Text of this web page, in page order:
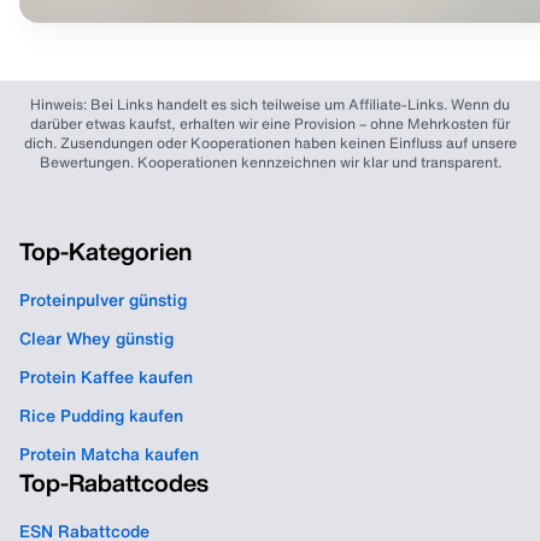
Hinweis: Bei Links handelt es sich teilweise um Affiliate-Links. Wenn du
darüber etwas kaufst, erhalten wir eine Provision – ohne Mehrkosten für
dich. Zusendungen oder Kooperationen haben keinen Einfluss auf unsere
Bewertungen. Kooperationen kennzeichnen wir klar und transparent.
Top-Kategorien
Proteinpulver günstig
Clear Whey günstig
Protein Kaffee kaufen
Rice Pudding kaufen
Protein Matcha kaufen
Top-Rabattcodes
ESN Rabattcode